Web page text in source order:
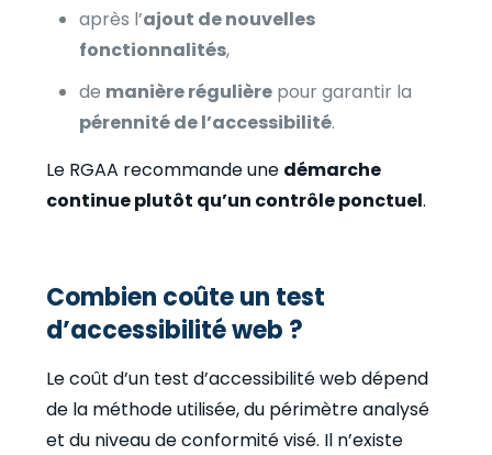
après l’ajout de nouvelles
fonctionnalités,
de manière régulièrepour garantir la
pérennité de l’accessibilité.
Le RGAA recommande une démarche
continue plutôt qu’un contrôle ponctuel.
Combien coûte un test
d’accessibilité web ?
Le coût d’un test d’accessibilité web dépend
de la méthode utilisée, du périmètre analysé
et du niveau de conformité visé. Il n’existe